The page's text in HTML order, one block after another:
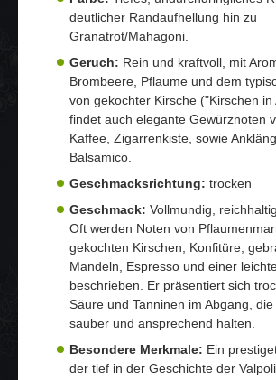
deutlicher Randaufhellung hin zu
Granatrot/Mahagoni.
Geruch: Rein und kraftvoll, mit
Brombeere, Pflaume und dem
von gekochter Kirsche ("Kirschen in
findet auch elegante Gewürznoten
Kaffee, Zigarrenkiste, sowie
Balsamico.
Geschmacksrichtung: trocken
Geschmack: Vollmundig,
Oft werden Noten von
gekochten Kirschen, Konfitüre,
Mandeln, Espresso und einer
beschrieben. Er präsentiert sich
Säure und Tanninen im Abgang,
sauber und ansprechend halten.
Besondere Merkmale: Ein
der tief in der Geschichte der